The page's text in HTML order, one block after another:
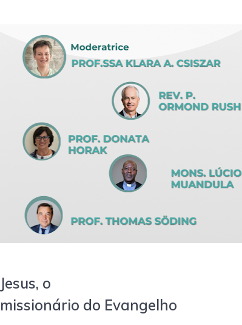
Jesus, o
missionário do Evangelho